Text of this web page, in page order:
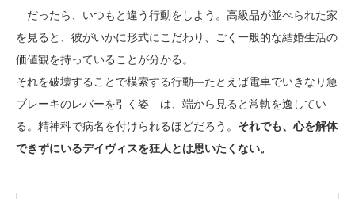
だったら、いつもと違う行動をしよう。高級品が並べられた家
を見ると、彼がいかに形式にこだわり、ごく一般的な結婚生活の
価値観を持っていることが分かる。
それを破壊することで模索する行動―たとえば電車でいきなり急
ブレーキのレバーを引く姿―は、端から見ると常軌を逸してい
る。精神科で病名を付けられるほどだろう。 それでも、心を解体
できずにいるデイヴィスを狂人とは思いたくない。